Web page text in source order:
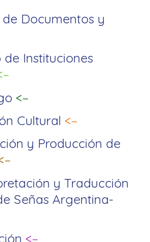
de Documentos y
Instituciones
<–
Cultural <–
y Producción de
y Traducción
Señas Argentina-
<–